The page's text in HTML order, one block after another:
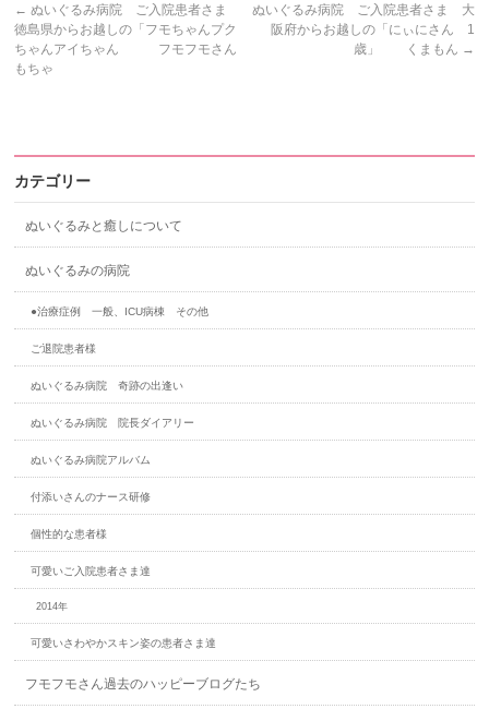
← ぬいぐるみ病院 ご入院患者さま
徳島県からお越しの「フモちゃんプク
ちゃんアイちゃん フモフモさん
もちゃ
ぬいぐるみ病院 ご入院患者さま 大
阪府からお越しの「にぃにさん 1
歳」 くまもん →
カテゴリー
ぬいぐるみと癒しについて
ぬいぐるみの病院
●治療症例 一般、ICU病棟 その他
ご退院患者様
ぬいぐるみ病院 奇跡の出逢い
ぬいぐるみ病院 院長ダイアリー
ぬいぐるみ病院アルバム
付添いさんのナース研修
個性的な患者様
可愛いご入院患者さま達
2014年
可愛いさわやかスキン姿の患者さま達
フモフモさん過去のハッピーブログたち